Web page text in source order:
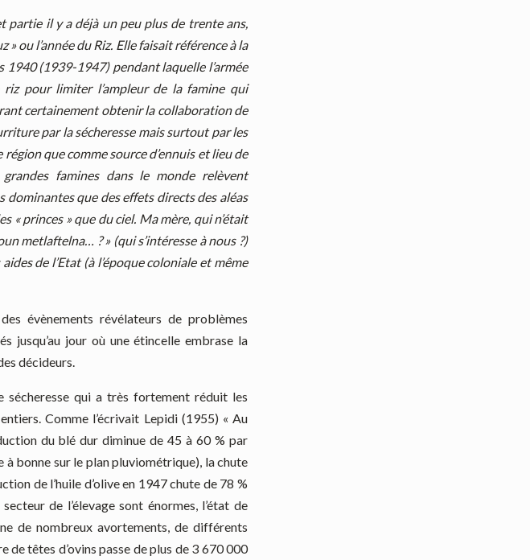
partie il y a déjà un peu plus de trente ans,
» ou l’année du Riz. Elle faisait référence à la
1940 (1939-1947) pendant laquelle l’armée
pour limiter l’ampleur de la famine qui
certainement obtenir la collaboration de
par la sécheresse mais surtout par les
que comme source d’ennuis et lieu de
famines dans le monde relèvent
dominantes que des effets directs des aléas
« princes » que du ciel. Ma mère, qui n’était
metlaftelna… ? » (qui s’intéresse à nous ?)
de l’Etat (à l’époque coloniale et même
évènements révélateurs de problèmes
jusqu’au jour où une étincelle embrase la
décideurs.
sécheresse qui a très fortement réduit les
Comme l’écrivait Lepidi (1955) « Au
du blé dur diminue de 45 à 60 % par
bonne sur le plan pluviométrique), la chute
de l’huile d’olive en 1947 chute de 78 %
de l’élevage sont énormes, l’état de
de nombreux avortements, de différents
têtes d’ovins passe de plus de 3 670 000